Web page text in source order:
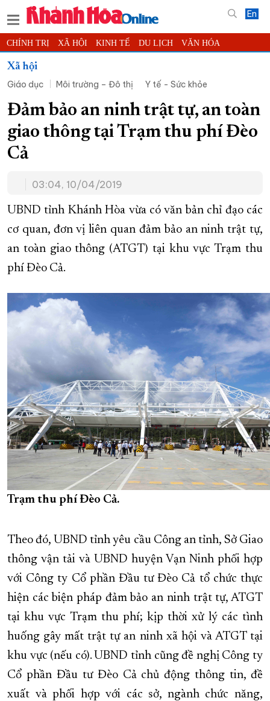
En
CHÍNH TRỊ XÃ HỘI KINH TẾ DU LỊCH VĂN HÓA
THỂ THAO
KHOA HỌC - CÔNG NGHỆ PHÁP LUẬT BẠN ĐỌC
THẾ GIỚI MULTIMEDIA VIDEO ĐỌC BÁO ONLINE
PODCAST THÔNG TIN - QUẢNG CÁO
QUY HOẠCH TỈNH KHÁNH HÒA
CHUNG TAY CẢI CÁCH HÀNH CHÍNH
XÂY DỰNG NÔNG THÔN MỚI LỊCH CẮT ĐIỆN
TÀU - XE - MÁY BAY
KỶ NIỆM 370 NĂM XÂY DỰNG VÀ PHÁT TRIỂN TỈNH KHÁNH HÒA
KHOẢNH KHẮC ĐẸP XỨ TRẦM
ĐẠI HỘI ĐẢNG CÁC CẤP VỀ BÁO KHÁNH HÒA
Xã hội
Giáo dục
Môi trường – Đô thị Y tế - Sức khỏe
Đảm bảo an ninh trật tự, an toàn
giao thông tại Trạm thu phí Đèo
Cả
03:04, 10/04/2019
UBND tỉnh Khánh Hòa vừa có văn bản chỉ đạo các
cơ quan, đơn vị liên quan đảm bảo an ninh trật tự,
an toàn giao thông (ATGT) tại khu vực Trạm thu
phí Đèo Cả.
Trạm thu phí Đèo Cả.
Theo đó, UBND tỉnh yêu cầu Công an tỉnh, Sở Giao
thông vận tải và UBND huyện Vạn Ninh phối hợp
với Công ty Cổ phần Đầu tư Đèo Cả tổ chức thực
hiện các biện pháp đảm bảo an ninh trật tự, ATGT
tại khu vực Trạm thu phí; kịp thời xử lý các tình
huống gây mất trật tự an ninh xã hội và ATGT tại
khu vực (nếu có). UBND tỉnh cũng đề nghị Công ty
Cổ phần Đầu tư Đèo Cả chủ động thông tin, đề
xuất và phối hợp với các sở, ngành chức năng,